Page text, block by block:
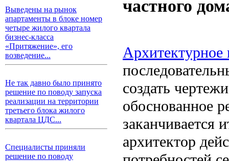
Выведены на рынок
апартаменты в блоке номер
четыре жилого квартала
бизнес-класса
«Притяжение», его
возведение...
Не так давно было принято
решение по поводу запуска
реализации на территории
третьего блока жилого
квартала ЦДС...
Специалисты приняли
решение по поводу
частного
Архитектурное
создать
обоснованное
заканчивается
архитектор